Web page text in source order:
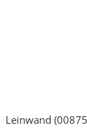
Leinwand